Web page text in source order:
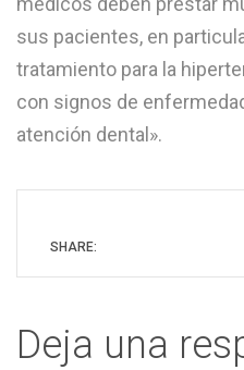
sus pacientes, en
tratamiento para la
con signos de
atención dental».
SHARE:
Deja una